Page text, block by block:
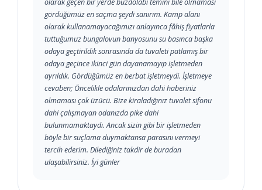
olarak geçen bir yerde buzdolabı temini bile olmaması
gördüğümüz en saçma şeydi sanırım. Kamp alanı
olarak kullanamayacağımızı anlayınca fâhiş fiyatlarla
tuttuğumuz bungalovun banyosunu su basınca başka
odaya geçtirildik sonrasında da tuvaleti patlamış bir
odaya geçince ikinci gün dayanamayıp işletmeden
ayrıldık. Gördüğümüz en berbat işletmeydi. İşletmeye
cevaben; Öncelikle odalarınızdan dahi haberiniz
olmaması çok üzücü. Bize kiraladığınız tuvalet sifonu
dahi çalışmayan odanızda pike dahi
bulunmamaktaydı. Ancak sizin gibi bir işletmeden
böyle bir suçlama duymaktansa parasını vermeyi
tercih ederim. Dilediğiniz takdir de buradan
ulaşabilirsiniz. İyi günler